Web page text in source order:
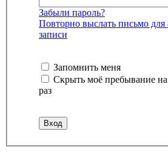
Забыли пароль?
Повторно выслать письмо для
записи
Запомнить меня
Скрыть моё пребывание
раз